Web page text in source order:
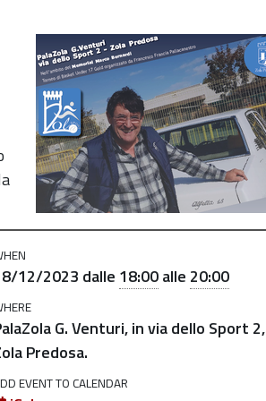
12/2023 dalle 18:00alle 20:00
G. Venturi, in via dello Sport 2,
Predosa.
EVENT TO CALENDAR